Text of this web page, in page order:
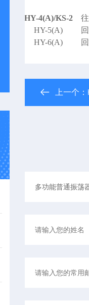
HY-4(A)/KS-2
HY-5(A)
HY-6(A)
上一个：